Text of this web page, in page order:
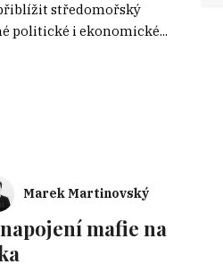
středomořský
politické i ekonomické...
Marek Martinovský
mafie na